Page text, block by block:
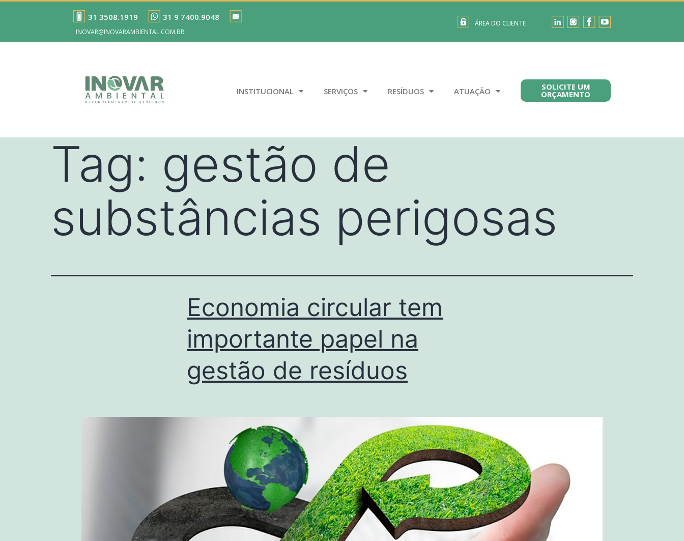
31 3508.1919 31 9 7400.9048
INOVAR@INOVARAMBIENTAL.COM.BR
ÁREA DO CLIENTE
INSTITUCIONAL SERVIÇOS RESÍDUOS ATUAÇÃO SOLICITE UM
ORÇAMENTO
Tag: gestão de
substâncias perigosas
Economia circular tem
importante papel na
gestão de resíduos